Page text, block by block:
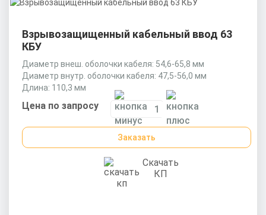
Взрывозащищенный кабельный ввод 63
КБУ
Диаметр внеш. оболочки кабеля: 54,6-65,8 мм
Диаметр внутр. оболочки кабеля: 47,5-56,0 мм
Длина: 110,3 мм
Цена по запросу
Заказать
Скачать
КП